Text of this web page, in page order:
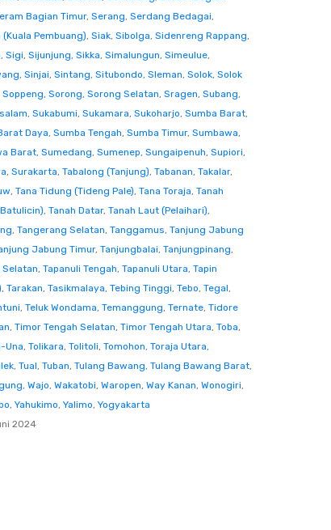
Bagian Timur, Serang, Serdang Bedagai,
Pembuang), Siak, Sibolga, Sidenreng Rappang,
, Sigi, Sijunjung, Sikka, Simalungun, Simeulue,
, Sinjai, Sintang, Situbondo, Sleman, Solok, Solok
Soppeng, Sorong, Sorong Selatan, Sragen, Subang,
, Sukabumi, Sukamara, Sukoharjo, Sumba Barat,
Daya, Sumba Tengah, Sumba Timur, Sumbawa,
Barat, Sumedang, Sumenep, Sungaipenuh, Supiori,
, Surakarta, Tabalong (Tanjung), Tabanan, Takalar,
, Tana Tidung (Tideng Pale), Tana Toraja, Tanah
, Tanah Datar, Tanah Laut (Pelaihari),
, Tangerang Selatan, Tanggamus, Tanjung Jabung
Jabung Timur, Tanjungbalai, Tanjungpinang,
Selatan, Tapanuli Tengah, Tapanuli Utara, Tapin
, Tarakan, Tasikmalaya, Tebing Tinggi, Tebo, Tegal,
, Teluk Wondama, Temanggung, Ternate, Tidore
, Timor Tengah Selatan, Timor Tengah Utara, Toba,
Una, Tolikara, Tolitoli, Tomohon, Toraja Utara,
, Tual, Tuban, Tulang Bawang, Tulang Bawang Barat,
, Wajo, Wakatobi, Waropen, Way Kanan, Wonogiri,
, Yahukimo, Yalimo, Yogyakarta
2024